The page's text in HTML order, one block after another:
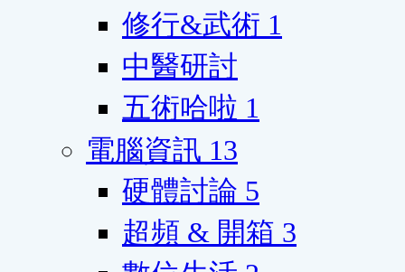
修行&武術 1
中醫研討
五術哈啦 1
電腦資訊 13
硬體討論 5
超頻 & 開箱 3